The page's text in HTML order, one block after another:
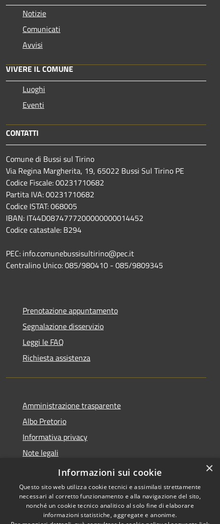
Notizie
Comunicati
Avvisi
VIVERE IL COMUNE
Luoghi
Eventi
CONTATTI
Comune di Bussi sul Tirino
Via Regina Margherita, 19, 65022 Bussi Sul Tirino PE
Codice Fiscale: 00231710682
Partita IVA: 00231710682
Codice ISTAT: 068005
IBAN: IT44D0874777200000000014452
Codice catastale: B294
PEC: info.comunebussisultirino@pec.it
Centralino Unico: 085/980410 - 085/9809345
Prenotazione appuntamento
Segnalazione disservizio
Leggi le FAQ
Richiesta assistenza
Amministrazione trasparente
Albo Pretorio
Informativa privacy
Note legali
Dichiarazione di accessibilità
Copyright © 2026 • Comune di
×
Informazioni sui cookie
Questo sito web utilizza cookie tecnici e assimilati strettamente
necessari al corretto funzionamento e alla navigazione del sito,
nonché un cookie tecnico analitico al solo fine di elaborare
informazioni statistiche, aggregate e anonime.